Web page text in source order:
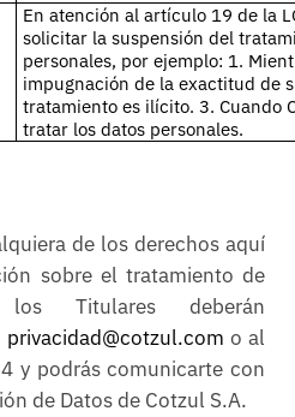
En atención al artículo 19 de la
solicitar la suspensión del
personales, por ejemplo: 1.
impugnación de la exactitud de
tratamiento es ilícito. 3. Cuando
tratar los datos personales.
de los derechos aquí
sobre el tratamiento de
los Titulares deberán
privacidad@cotzul.com o al
y podrás comunicarte con
de Datos de Cotzul S.A.